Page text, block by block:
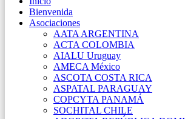
Bienvenida
Asociaciones
AATA ARGENTINA
ACTA COLOMBIA
AIALU Uruguay
AMECA México
ASCOTA COSTA RICA
ASPATAL PARAGUAY
COPCYTA PANAMÁ
SOCHITAL CHILE